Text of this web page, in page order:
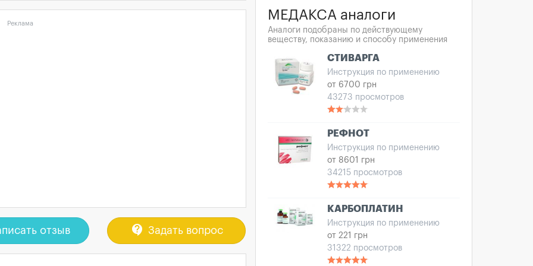
Реклама
отзыв contact_support Задать вопрос
МЕДАКСА аналоги
Аналоги подобраны по действующему
веществу, показанию и способу применения
СТИВАРГА
Инструкция по применению
от 6700 грн
43273 просмотров
РЕФНОТ
Инструкция по применению
от 8601 грн
34215 просмотров
КАРБОПЛАТИН
Инструкция по применению
от 221 грн
31322 просмотров